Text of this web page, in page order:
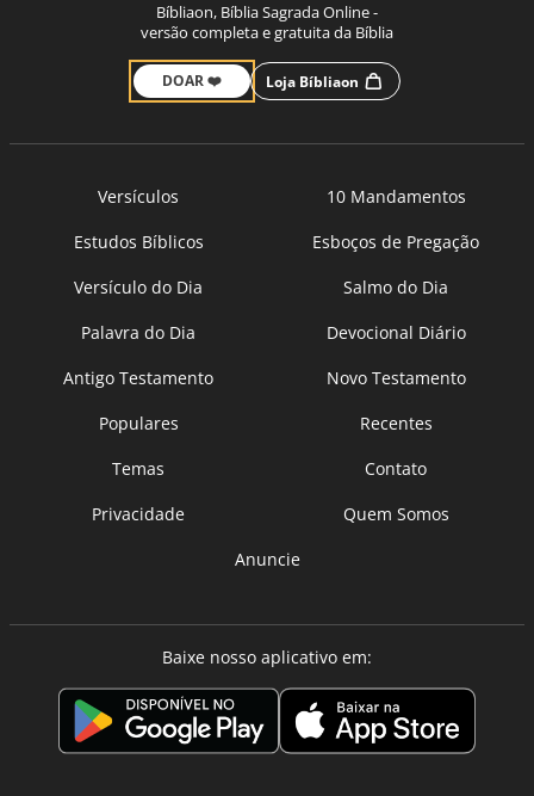
Bíbliaon, Bíblia Sagrada Online -
versão completa e gratuita da Bíblia
DOAR ❤️ Loja Bíbliaon
Versículos
10 Mandamentos
Estudos Bíblicos
Esboços de Pregação
Versículo do Dia
Salmo do Dia
Palavra do Dia
Devocional Diário
Antigo Testamento
Novo Testamento
Populares
Recentes
Temas
Contato
Privacidade
Quem Somos
Anuncie
Baixe nosso aplicativo em: